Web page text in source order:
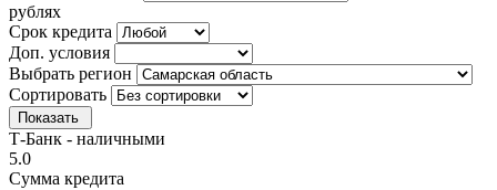
рублях
Срок кредита
Доп. условия
Выбрать регион
Сортировать
Показать
Т-Банк - наличными
5.0
Сумма кредита